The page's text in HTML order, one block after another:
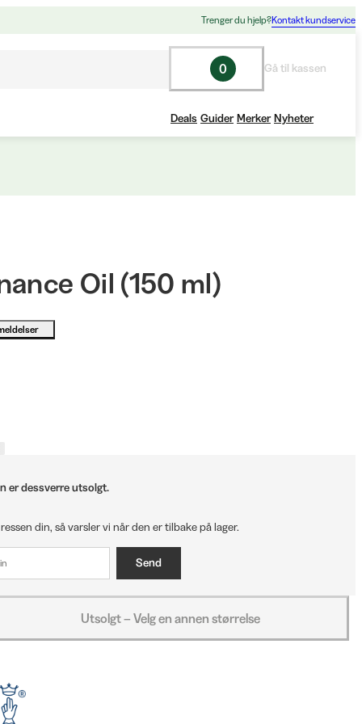
Trenger du hjelp?Kontakt kundservice
0 Gå til kassen
Deals Guider Merker Nyheter
Oil (150 ml)
er dessverre utsolgt.
din, så varsler vi når den er tilbake på lager.
Send
Utsolgt – Velg en annen størrelse